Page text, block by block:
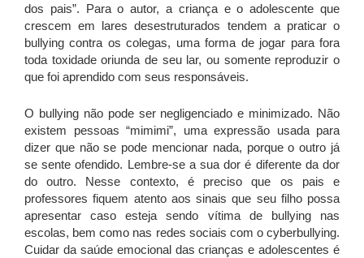
dos pais”. Para o autor, a criança e o adolescente que
crescem em lares desestruturados tendem a praticar o
bullying contra os colegas, uma forma de jogar para fora
toda toxidade oriunda de seu lar, ou somente reproduzir o
que foi aprendido com seus responsáveis.
O bullying não pode ser negligenciado e minimizado. Não
existem pessoas “mimimi”, uma expressão usada para
dizer que não se pode mencionar nada, porque o outro já
se sente ofendido. Lembre-se a sua dor é diferente da dor
do outro. Nesse contexto, é preciso que os pais e
professores fiquem atento aos sinais que seu filho possa
apresentar caso esteja sendo vítima de bullying nas
escolas, bem como nas redes sociais com o cyberbullying.
Cuidar da saúde emocional das crianças e adolescentes é